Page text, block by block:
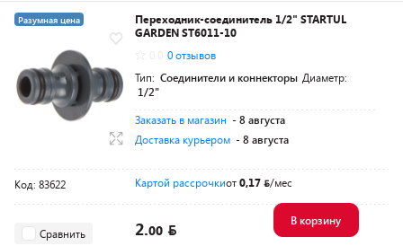
Разумная цена
Переходник-соединитель 1/2" STARTUL
GARDEN ST6011-10
0 отзывов
Тип: Соединители и коннекторы Диаметр:
1/2"
Заказать в магазин - 8 августа
Доставка курьером - 8 августа
Код: 83622 Картой рассрочкиот0,17 /мес
Сравнить 2.00
В корзину